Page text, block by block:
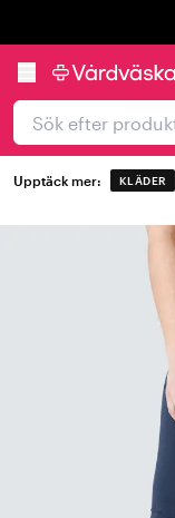
Upptäck mer: KLÄDER